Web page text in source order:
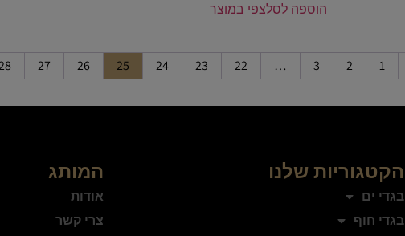
הוספה לסלצפי במוצר
1
2
3
…
22
23
24
25
26
27
הקטגוריות שלנו
בגדי ים
בגדי חוף
המותג
אודות
צרי קשר